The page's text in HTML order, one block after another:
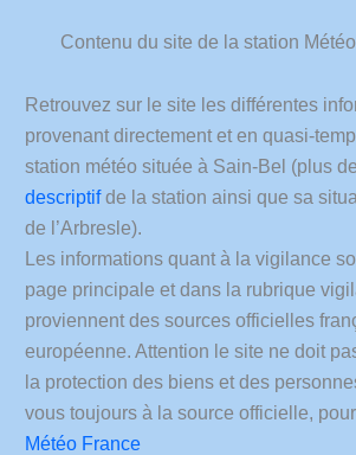
juillet
de
35.3°
.
Et
en
durée,
celle
de
juin
:
Le
avec
Zwift
tv
Contenu du site de la station
Retrouvez sur le site les différentes
provenant directement et en quasi-
station météo située à Sain-Bel (plus
descriptifde la station ainsi que sa
de l’Arbresle).
Les informations quant à la vigilance
page principale et dans la rubrique
proviennent des sources officielles
européenne. Attention le site ne doit
la protection des biens et des
vous toujours à la source officielle,
Météo France